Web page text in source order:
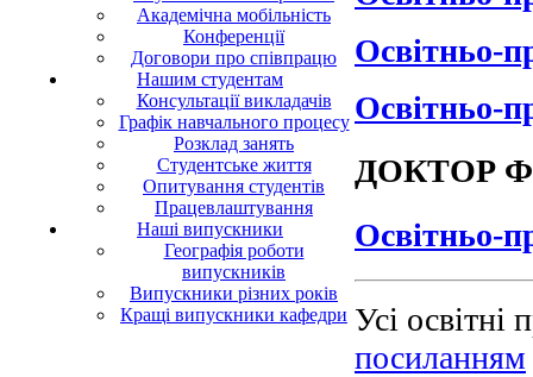
Академічна мобільність
Конференції
Договори про співпрацю
Нашим студентам
Консультації викладачів
Графік навчального процесу
Розклад занять
Студентське життя
Опитування студентів
Працевлаштування
Наші випускники
Географія роботи
випускників
Випускники різних років
Кращі випускники кафедри
Освітньо-
Освітньо-
ДОКТОР
Освітньо-
Усі освітні
посиланням